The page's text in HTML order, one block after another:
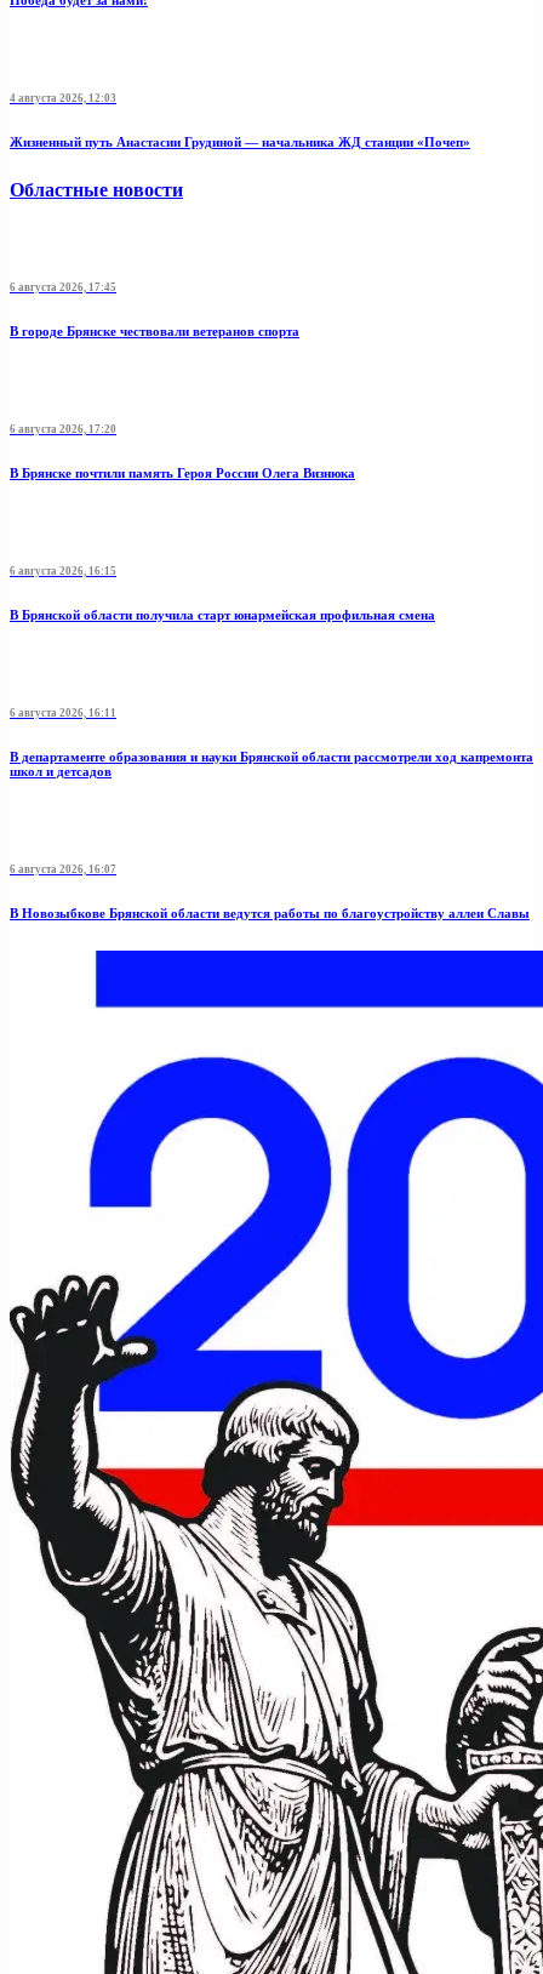
4 августа 2026, 12:03
Жизненный путь Анастасии Грудиной — начальника ЖД станции «Почеп»
Областные новости
6 августа 2026, 17:45
В городе Брянске чествовали ветеранов спорта
6 августа 2026, 17:20
В Брянске почтили память Героя России Олега Визнюка
6 августа 2026, 16:15
В Брянской области получила старт юнармейская профильная смена
6 августа 2026, 16:11
В департаменте образования и науки Брянской области рассмотрели ход капремонта
школ и детсадов
6 августа 2026, 16:07
В Новозыбкове Брянской области ведутся работы по благоустройству аллеи Славы